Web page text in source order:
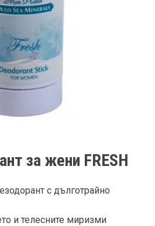
за жени FRESH
с дълготрайно
и телесните миризми